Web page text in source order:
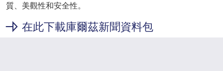
質、美觀性和安全性。
在此下載庫爾茲新聞資料包